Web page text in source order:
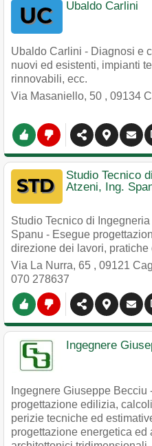
Ubaldo Carlini
Ubaldo Carlini - Diagnosi e
nuovi ed esistenti, impianti
rinnovabili, ecc.
Via Masaniello, 50 , 09134
Studio Tecnico
Atzeni, Ing.
Studio Tecnico di
Spanu - Esegue
direzione dei lavori, pratiche
Via La Nurra, 65 , 09121
070 278637
Ingegnere
Ingegnere Giuseppe
progettazione edilizia,
perizie tecniche ed
progettazione energetica